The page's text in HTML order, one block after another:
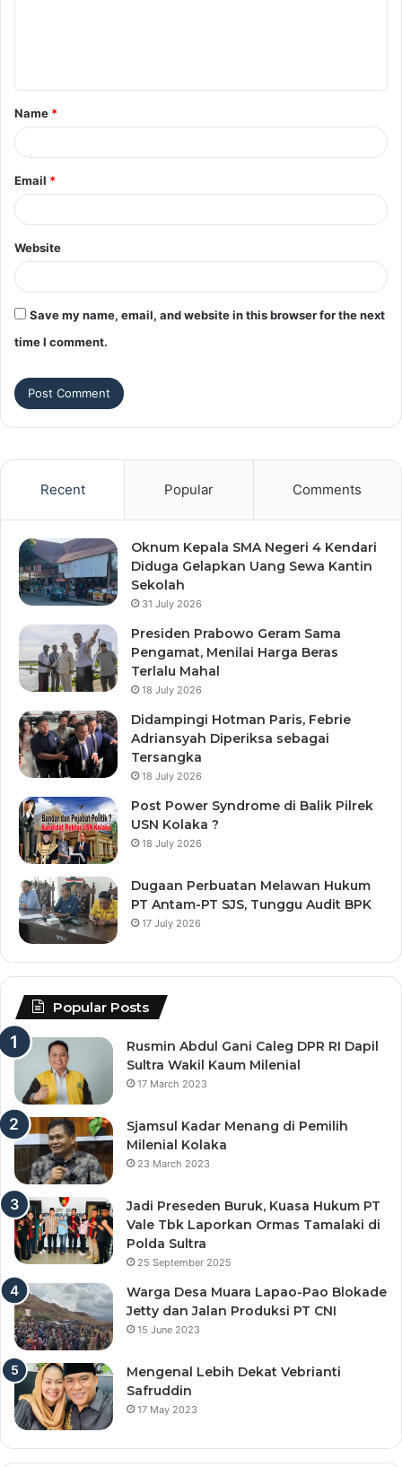
t
*
Name *
Email *
Website
Save my name, email, and website in this browser for the next
time I comment.
Recent Popular Comments
Oknum Kepala SMA Negeri 4 Kendari
Diduga Gelapkan Uang Sewa Kantin
Sekolah
31 July 2026
Presiden Prabowo Geram Sama
Pengamat, Menilai Harga Beras
Terlalu Mahal
18 July 2026
Didampingi Hotman Paris, Febrie
Adriansyah Diperiksa sebagai
Tersangka
18 July 2026
Post Power Syndrome di Balik Pilrek
USN Kolaka ?
18 July 2026
Dugaan Perbuatan Melawan Hukum
PT Antam-PT SJS, Tunggu Audit BPK
17 July 2026
Popular Posts
Rusmin Abdul Gani Caleg DPR RI Dapil
Sultra Wakil Kaum Milenial
17 March 2023
Sjamsul Kadar Menang di Pemilih
Milenial Kolaka
23 March 2023
Jadi Preseden Buruk, Kuasa Hukum PT
Vale Tbk Laporkan Ormas Tamalaki di
Polda Sultra
25 September 2025
Warga Desa Muara Lapao-Pao Blokade
Jetty dan Jalan Produksi PT CNI
15 June 2023
Mengenal Lebih Dekat Vebrianti
Safruddin
17 May 2023